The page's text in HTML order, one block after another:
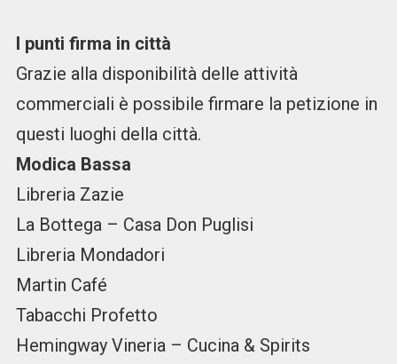
I punti firma in città
Grazie alla disponibilità delle attività
commerciali è possibile firmare la petizione in
questi luoghi della città.
Modica Bassa
Libreria Zazie
La Bottega – Casa Don Puglisi
Libreria Mondadori
Martin Café
Tabacchi Profetto
Hemingway Vineria – Cucina & Spirits